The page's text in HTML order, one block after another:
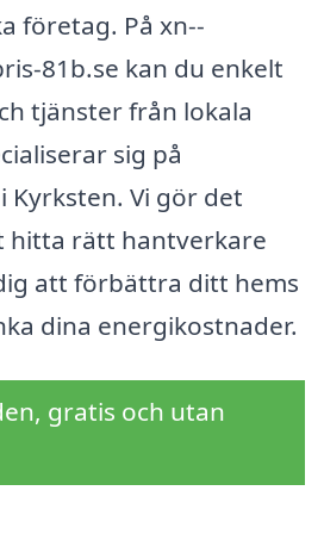
företag. På xn--
81b.se kan du enkelt
tjänster från lokala
sig på
Kyrksten. Vi gör det
hitta rätt hantverkare
att förbättra ditt hems
dina energikostnader.
gratis och utan